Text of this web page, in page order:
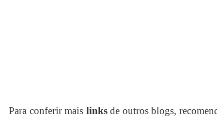
Para conferir mais linksde outros blogs,